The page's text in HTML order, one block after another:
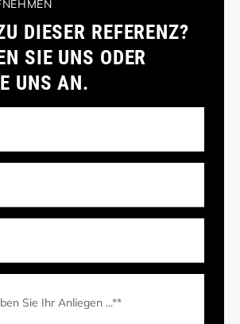
DIESER REFERENZ?
SIE UNS ODER
UNS AN.